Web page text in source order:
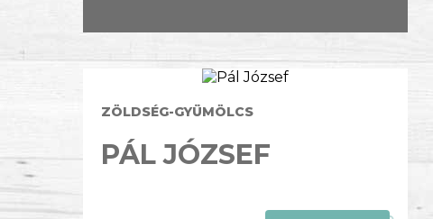
ZÖLDSÉG-GYÜMÖLCS
PÁL JÓZSEF